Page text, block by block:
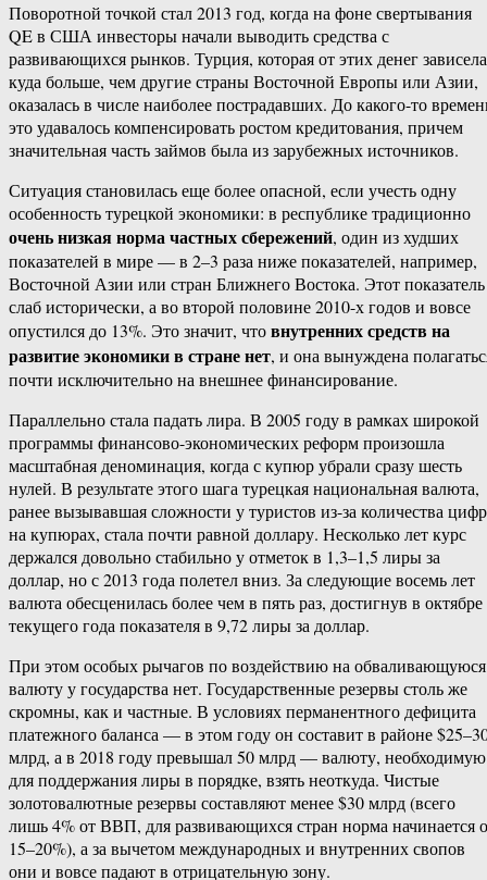
Поворотной точкой стал 2013 год, когда на фоне свертывания
QE в США инвесторы начали выводить средства с
развивающихся рынков. Турция, которая от этих денег зависела
куда больше, чем другие страны Восточной Европы или Азии,
оказалась в числе наиболее пострадавших. До какого-то
это удавалось компенсировать ростом кредитования, причем
значительная часть займов была из зарубежных источников.
Ситуация становилась еще более опасной, если учесть одну
особенность турецкой экономики: в республике традиционно
очень низкая норма частных сбережений, один из худших
показателей в мире — в 2–3 раза ниже показателей, например,
Восточной Азии или стран Ближнего Востока. Этот показатель
слаб исторически, а во второй половине 2010-х годов и вовсе
опустился до 13%. Это значит, чтовнутренних средств на
развитие экономики в стране нет, и она вынуждена
почти исключительно на внешнее финансирование.
Параллельно стала падать лира. В 2005 году в рамках широкой
программы финансово-экономических реформ произошла
масштабная деноминация, когда с купюр убрали сразу шесть
нулей. В результате этого шага турецкая национальная валюта,
ранее вызывавшая сложности у туристов из-за количества цифр
на купюрах, стала почти равной доллару. Несколько лет курс
держался довольно стабильно у отметок в 1,3–1,5 лиры за
доллар, но с 2013 года полетел вниз. За следующие восемь лет
валюта обесценилась более чем в пять раз, достигнув в октябре
текущего года показателя в 9,72 лиры за доллар.
При этом особых рычагов по воздействию на обваливающуюся
валюту у государства нет. Государственные резервы столь же
скромны, как и частные. В условиях перманентного дефицита
платежного баланса — в этом году он составит в районе
млрд, а в 2018 году превышал 50 млрд — валюту, необходимую
для поддержания лиры в порядке, взять неоткуда. Чистые
золотовалютные резервы составляют менее $30 млрд (всего
лишь 4% от ВВП, для развивающихся стран норма начинается
15–20%), а за вычетом международных и внутренних свопов
они и вовсе падают в отрицательную зону.